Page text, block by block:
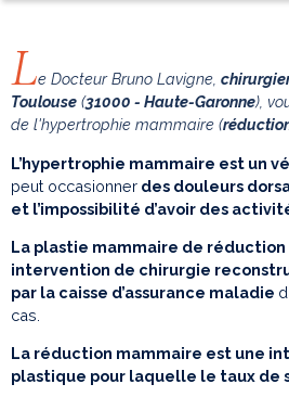
Le Docteur Bruno Lavigne,
Toulouse (31000 - Haute-Garonne),
de l'hypertrophie mammaire (
L’hypertrophie mammaire est un
peut occasionner des douleurs
et l’impossibilité d’avoir des
La plastie mammaire de
intervention de chirurgie
par la caisse d’assurance maladie
cas.
La réduction mammaire est une
plastique pour laquelle le taux de